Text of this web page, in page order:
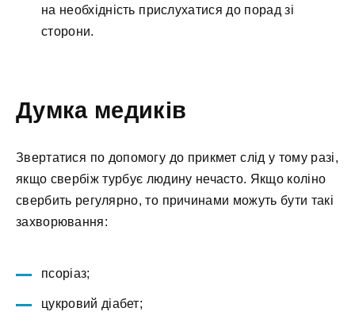
на необхідність прислухатися до порад зі
сторони.
Думка медиків
Звертатися по допомогу до прикмет слід у тому разі,
якщо свербіж турбує людину нечасто. Якщо коліно
свербить регулярно, то причинами можуть бути такі
захворювання:
псоріаз;
цукровий діабет;